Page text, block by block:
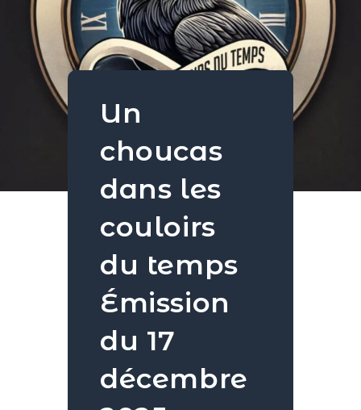
Un
choucas
dans les
couloirs
du temps
Émission
du 17
décembre